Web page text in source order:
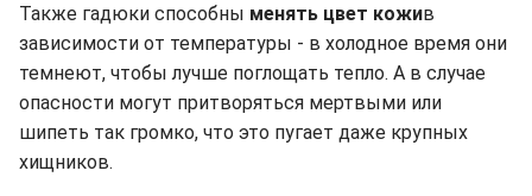
Также гадюки способны менять цвет кожив
зависимости от температуры - в холодное время они
темнеют, чтобы лучше поглощать тепло. А в случае
опасности могут притворяться мертвыми или
шипеть так громко, что это пугает даже крупных
хищников.